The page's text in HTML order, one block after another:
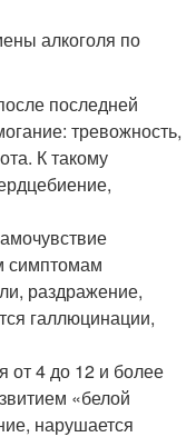
алкоголя по
последней
тревожность,
К такому
симптомам
раздражение,
галлюцинации,
от 4 до 12 и более
«белой
нарушается